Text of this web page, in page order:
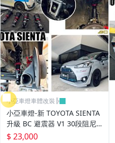
小亞車燈車體改裝╠
小亞車燈-新 TOYOTA SIENTA
升級 BC 避震器 V1 30段阻尼
高低軟硬可調 實車
$ 23,000